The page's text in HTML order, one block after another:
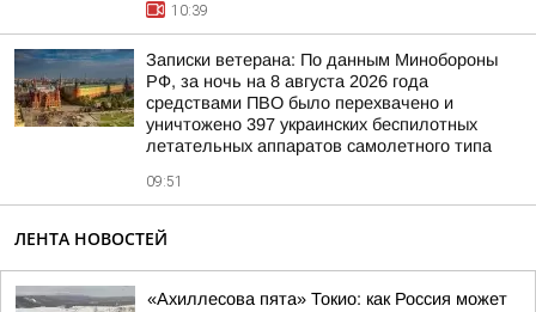
10:39
Записки ветерана: По данным Минобороны
РФ, за ночь на 8 августа 2026 года
средствами ПВО было перехвачено и
уничтожено 397 украинских беспилотных
летательных аппаратов самолетного типа
09:51
ЛЕНТА НОВОСТЕЙ
«Ахиллесова пята» Токио: как Россия может